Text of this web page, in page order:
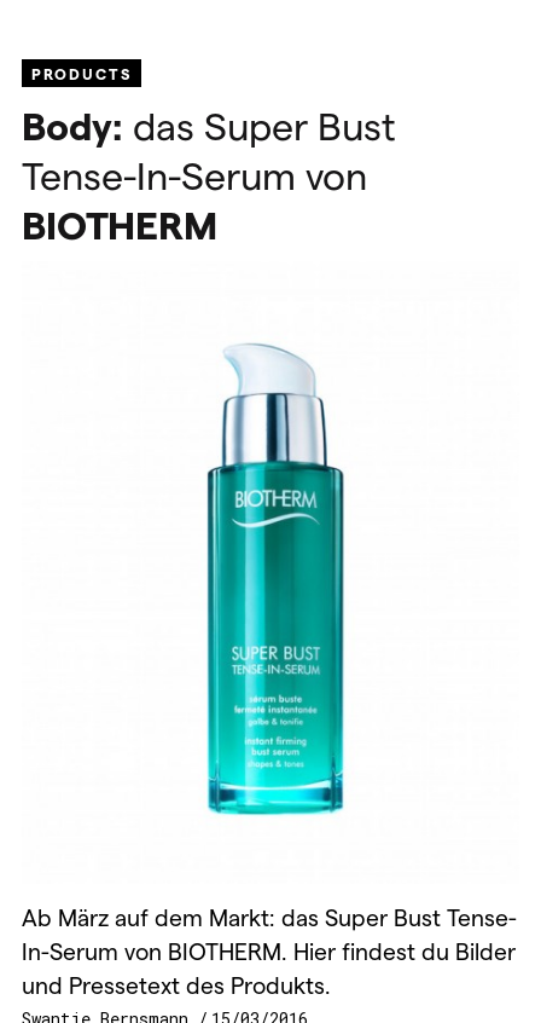
PRODUCTS
Body: das Super Bust
Tense-In-Serum von
BIOTHERM
Ab März auf dem Markt: das Super Bust Tense-
In-Serum von BIOTHERM. Hier findest du Bilder
und Pressetext des Produkts.